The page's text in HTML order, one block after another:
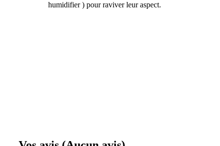
humidifier ) pour raviver leur aspect.